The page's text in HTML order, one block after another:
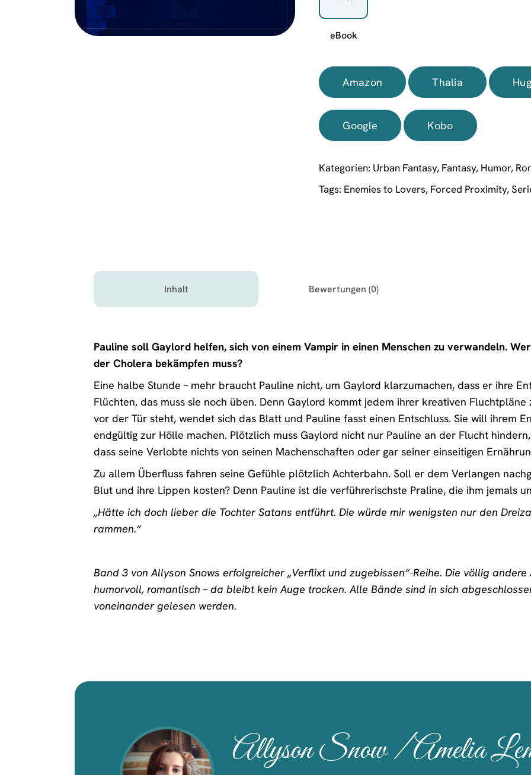
Amazon Thalia
Google Kobo
Kategorien: Urban Fantasy, Fantasy, Humor,
Tags: Enemies to Lovers, Forced Proximity,
Inhalt Bewertungen (0)
Pauline soll Gaylord helfen, sich von einem Vampir in einen Menschen zu verwandeln.
der Cholera bekämpfen muss?
Eine halbe Stunde – mehr braucht Pauline nicht, um Gaylord klarzumachen, dass er ihre
Flüchten, das muss sie noch üben. Denn Gaylord kommt jedem ihrer kreativen
vor der Tür steht, wendet sich das Blatt und Pauline fasst einen Entschluss. Sie will ihrem
endgültig zur Hölle machen. Plötzlich muss Gaylord nicht nur Pauline an der Flucht
dass seine Verlobte nichts von seinen Machenschaften oder gar seiner einseitigen
Zu allem Überfluss fahren seine Gefühle plötzlich Achterbahn. Soll er dem Verlangen
Blut und ihre Lippen kosten? Denn Pauline ist die verführerischste Praline, die ihm jemals
„Hätte ich doch lieber die Tochter Satans entführt. Die würde mir wenigsten nur den
rammen.“
Band 3 von Allyson Snows erfolgreicher „Verflixt und zugebissen“-Reihe. Die völlig
humorvoll, romantisch – da bleibt kein Auge trocken. Alle Bände sind in sich
voneinander gelesen werden.
Allyson Snow / Amelia